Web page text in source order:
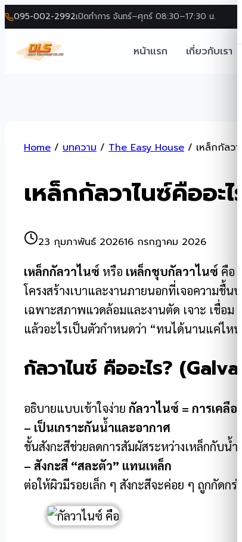
095-002-2992เปิดทำการ จันทร์–ศุกร์ 08:30–17:30 น.
หน้าแรก เกี่ยวกับเรา
Home / บทความ / The Easy House / เหล็กกัลวา
เหล็กกัลวาไนซ์คืออะ
23 กุมภาพันธ์ 202616 กรกฎาคม 2026
เหล็กกัลวาไนซ์ หรือ เหล็กชุบกัลวาไนซ์ คือ
โครงสร้างเบาและงานภายนอกที่เจอความชื้
เฉพาะสภาพแวดล้อมและงานตัด เจาะ เชื่อ
แล้วอะไรเป็นตัวกำหนดว่า “ทนได้นานแค่ไหน”
กัลวาไนซ์ คืออะไร?
อธิบายแบบเข้าใจง่าย กัลวาไนซ์ = การเคลื
– เป็นเกราะกันน้ำและอากาศ
ชั้นสังกะสีช่วยลดการสัมผัสระหว่างเหล็กกับน้ำ
– สังกะสี “สละตัว” แทนเหล็ก
ต่อให้ผิวมีรอยเล็ก ๆ สังกะสีจะค่อย ๆ ถูกกัด